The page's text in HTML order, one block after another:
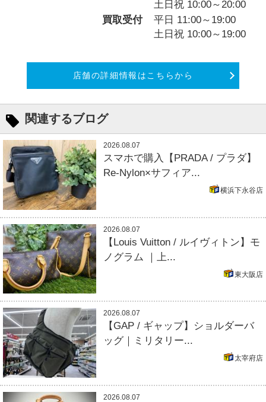
土日祝 10:00～20:00
買取受付
平日 11:00～19:00
土日祝 10:00～19:00
店舗の詳細情報はこちらから
関連するブログ
2026.08.07
スマホで購入【PRADA / プラダ】
Re-Nylon×サフィア...
横浜下永谷店
2026.08.07
【Louis Vuitton / ルイヴィトン】モ
ノグラム ｜上...
東大阪店
2026.08.07
【GAP / ギャップ】ショルダーバ
ッグ｜ミリタリー...
太宰府店
2026.08.07